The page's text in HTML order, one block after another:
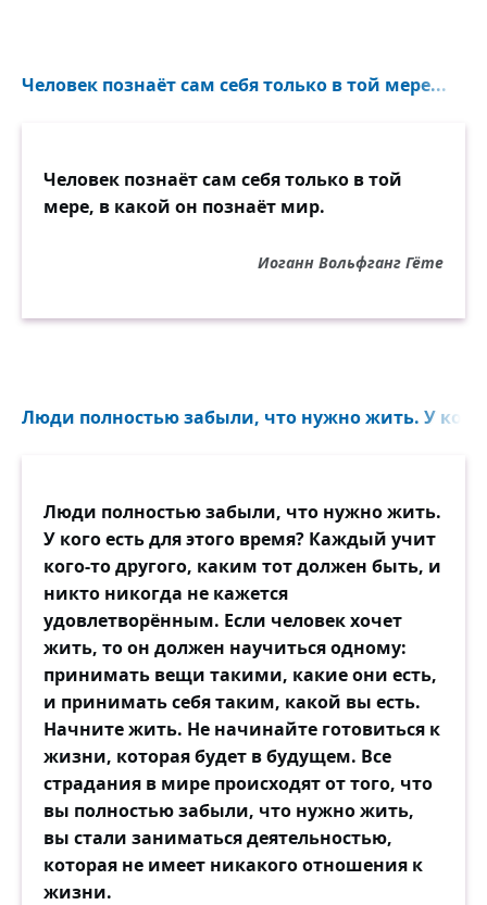
Человек познаёт сам себя только в той мере...
Человек познаёт сам себя только в той
мере, в какой он познаёт мир.
Иоганн Вольфганг Гёте
Люди полностью забыли, что нужно жить. У кого
Люди полностью забыли, что нужно жить.
У кого есть для этого время? Каждый учит
кого-то другого, каким тот должен быть, и
никто никогда не кажется
удовлетворённым. Если человек хочет
жить, то он должен научиться одному:
принимать вещи такими, какие они есть,
и принимать себя таким, какой вы есть.
Начните жить. Не начинайте готовиться к
жизни, которая будет в будущем. Все
страдания в мире происходят от того, что
вы полностью забыли, что нужно жить,
вы стали заниматься деятельностью,
которая не имеет никакого отношения к
жизни.